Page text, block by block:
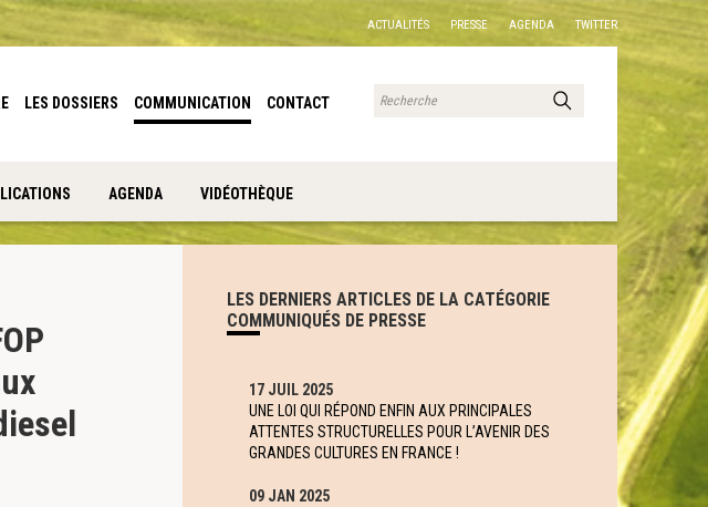
ACTUALITÉS PRESSE AGENDA TWITTER
LES DOSSIERS COMMUNICATION
AGENDA VIDÉOTHÈQUE
CONTACT
LES DERNIERS ARTICLES DE LA CATÉGORIE
COMMUNIQUÉS DE PRESSE
17 JUIL 2025
UNE LOI QUI RÉPOND ENFIN AUX PRINCIPALES
ATTENTES STRUCTURELLES POUR L’AVENIR DES
GRANDES CULTURES EN FRANCE !
09 JAN 2025